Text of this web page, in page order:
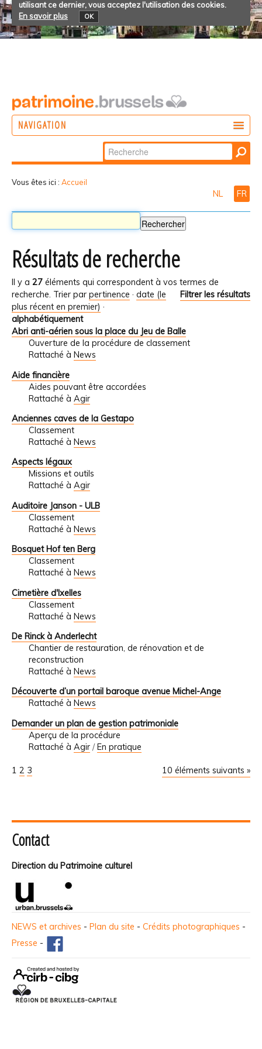
utilisant ce dernier, vous acceptez l'utilisation des cookies.
En savoir plus
OK
NAVIGATION
Chercher par
Recherche
Vous êtes ici : Accueil
NL FR
Résultats de recherche
Il y a 27 éléments qui correspondent à vos termes de
recherche.
Filtrer les résultats
Trier par pertinence · date (le
plus récent en premier) ·
alphabétiquement
Abri anti-aérien sous la place du Jeu de Balle
Ouverture de la procédure de classement
Rattaché à News
Aide financière
Aides pouvant être accordées
Rattaché à Agir
Anciennes caves de la Gestapo
Classement
Rattaché à News
Aspects légaux
Missions et outils
Rattaché à Agir
Auditoire Janson - ULB
Classement
Rattaché à News
Bosquet Hof ten Berg
Classement
Rattaché à News
Cimetière d'Ixelles
Classement
Rattaché à News
De Rinck à Anderlecht
Chantier de restauration, de rénovation et de
reconstruction
Rattaché à News
Découverte d’un portail baroque avenue Michel-Ange
Rattaché à News
Demander un plan de gestion patrimoniale
Aperçu de la procédure
Rattaché à Agir /En pratique
10 éléments suivants »
1 2 3
Contact
Direction du Patrimoine culturel
NEWS et archives - Plan du site - Crédits photographiques -
Presse -